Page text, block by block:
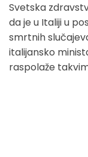
Svetska
da je u Italiji u
smrtnih
italijansko
raspolaže